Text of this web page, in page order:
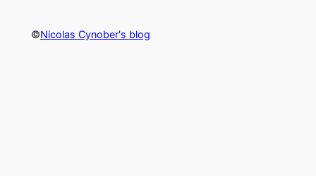
©Nicolas Cynober's blog